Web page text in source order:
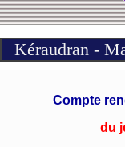
Kéraudran -
Compte
du